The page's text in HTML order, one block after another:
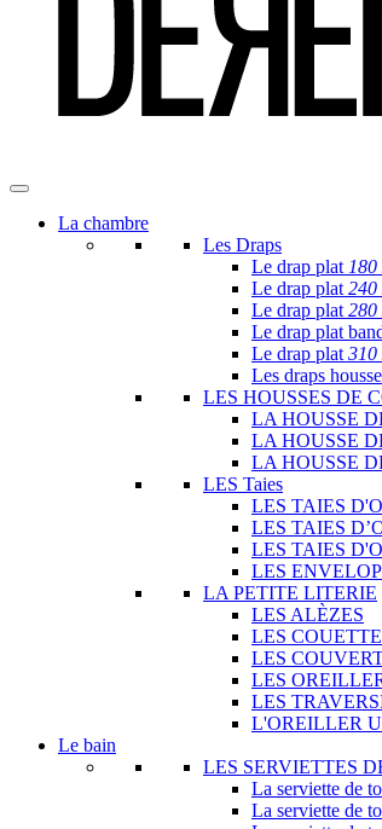
La chambre
Les Draps
Le drap plat
Le drap plat 240
Le drap plat 280
Le drap plat
Le drap plat 310
Les draps
LES HOUSSES DE
LA HOUSSE
LA HOUSSE
LA HOUSSE
LES Taies
LES TAIES
LES TAIES
LES TAIES
LES
LA PETITE LITERIE
LES ALÈZES
LES
LES
LES
LES
L'OREILLER
Le bain
LES SERVIETTES
La serviette de
La serviette de